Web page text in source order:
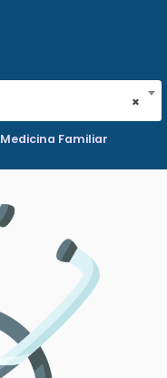
×
Medicina Familiar